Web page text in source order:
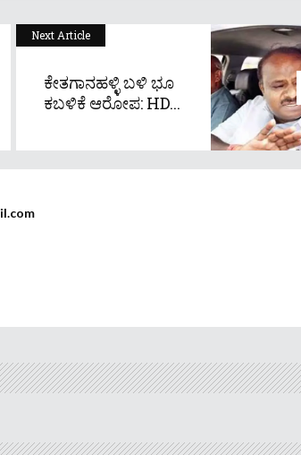
Next Article
ಕೇತಗಾನಹಳ್ಳಿ ಬಳಿ ಭೂ
ಕಬಳಿಕೆ ಆರೋಪ: HD...